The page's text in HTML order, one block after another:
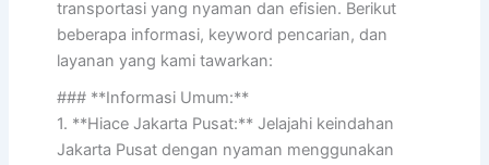
transportasi yang nyaman dan efisien. Berikut
beberapa informasi, keyword pencarian, dan
layanan yang kami tawarkan:
### **Informasi Umum:**
1. **Hiace Jakarta Pusat:** Jelajahi keindahan
Jakarta Pusat dengan nyaman menggunakan